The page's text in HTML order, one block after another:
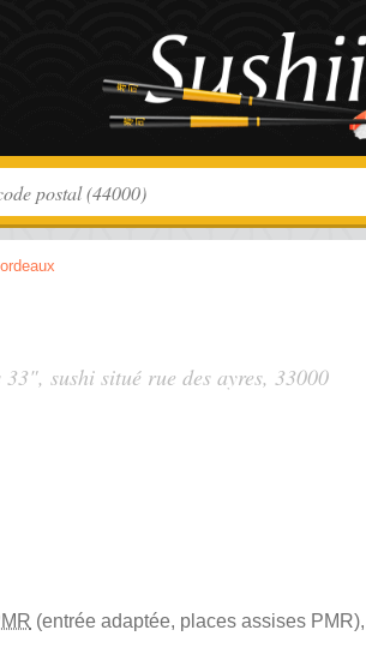
33", sushi situé rue des ayres, 33000
(entrée adaptée, places assises PMR),